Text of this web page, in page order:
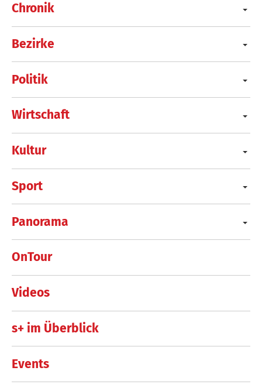
Chronik
Bezirke
Politik
Wirtschaft
Kultur
Sport
Panorama
OnTour
Videos
s+ im Überblick
Events